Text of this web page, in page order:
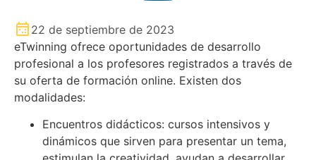
22 de septiembre de 2023
eTwinning ofrece oportunidades de desarrollo
profesional a los profesores registrados a través de
su oferta de formación online. Existen dos
modalidades:
Encuentros didácticos: cursos intensivos y
dinámicos que sirven para presentar un tema,